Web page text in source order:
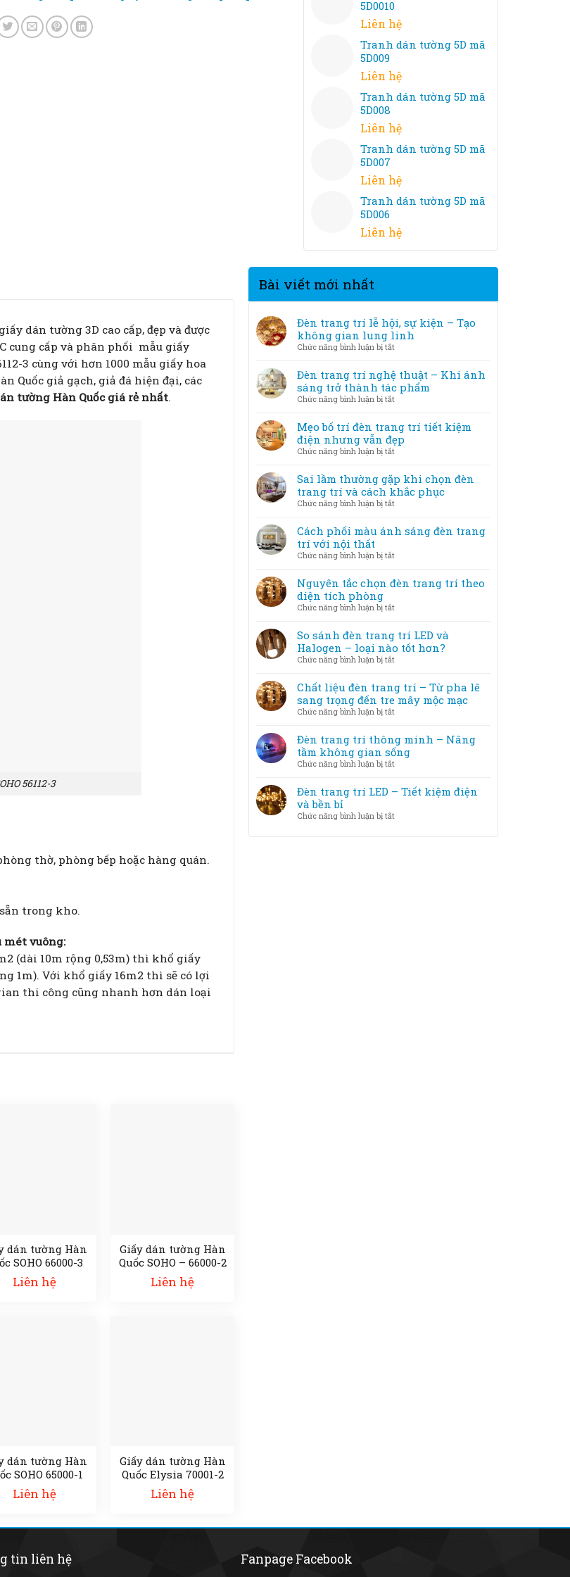
5D0010
Liên hệ
Tranh dán tường 5D mã
5D009
Liên hệ
Tranh dán tường 5D mã
5D008
Liên hệ
Tranh dán tường 5D mã
5D007
Liên hệ
Tranh dán tường 5D mã
5D006
Liên hệ
dán tường 3D cao cấp, đẹp và được
cung cấp và phân phối mẫu giấy
3 cùng với hơn 1000 mẫu giấy hoa
Quốc giả gạch, giả đá hiện đại, các
tường Hàn Quốc giá rẻ nhất.
56112-3
thờ, phòng bếp hoặc hàng quán.
trong kho.
mét vuông:
(dài 10m rộng 0,53m) thì khổ giấy
1m). Với khổ giấy 16m2 thì sẽ có lợi
thi công cũng nhanh hơn dán loại
dán tường Hàn
SOHO 66000-3
Liên hệ
Giấy dán tường Hàn
Quốc SOHO – 66000-2
Liên hệ
dán tường Hàn
SOHO 65000-1
Liên hệ
Giấy dán tường Hàn
Quốc Elysia 70001-2
Liên hệ
Bài viết mới nhất
Đèn trang trí lễ hội, sự kiện – Tạo
không gian lung linh
Chức năng bình luận bị tắtở
trang
lễ
kiện
–
Tạo
gian
lung
linh
Đèn trang trí nghệ thuật – Khi ánh
sáng trở thành tác phẩm
Chức năng bình luận bị tắtở
trang
trí
nghệ
Khi
ánh
sáng
thành
phẩm
Mẹo bố trí đèn trang trí tiết kiệm
điện nhưng vẫn đẹp
Chức năng bình luận bị tắtở
trí
đèn
tiết
điện
vẫn
Sai lầm thường gặp khi chọn đèn
trang trí và cách khắc phục
Chức năng bình luận bị tắtở
lầm
đèn
trí
cách
khắc
phục
Cách phối màu ánh sáng đèn trang
trí với nội thất
Chức năng bình luận bị tắtở
phối
trang
trí
với
thất
Nguyên tắc chọn đèn trang trí theo
diện tích phòng
Chức năng bình luận bị tắtở
tắc
chọn
đèn
theo
diện
tích
So sánh đèn trang trí LED và
Halogen – loại nào tốt hơn?
Chức năng bình luận bị tắtở
sánh
đèn
trang
và
Halogen
–
nào
hơn?
Chất liệu đèn trang trí – Từ pha lê
sang trọng đến tre mây mộc mạc
Chức năng bình luận bị tắtở
đèn
trang
Từ
lê
Đèn trang trí thông minh – Nâng
tầm không gian sống
Chức năng bình luận bị tắtở
trang
Đèn trang trí LED – Tiết kiệm điện
và bền bỉ
Chức năng bình luận bị tắtở
tin liên hệ Fanpage Facebook